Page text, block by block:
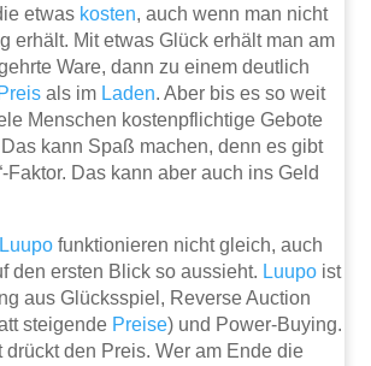
etwas kosten, auch wenn man nicht
erhält. Mit etwas Glück erhält man am
Ware, dann zu einem deutlich
Preis als im Laden. Aber bis es so weit
Menschen kostenpflichtige Gebote
kann Spaß machen, denn es gibt
Faktor. Das kann aber auch ins Geld
Luupo funktionieren nicht gleich, auch
den ersten Blick so aussieht. Luupo ist
aus Glücksspiel, Reverse Auction
steigende Preise) und Power-Buying.
drückt den Preis. Wer am Ende die